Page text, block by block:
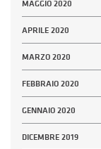
MAGGIO 2020
APRILE 2020
MARZO 2020
FEBBRAIO 2020
GENNAIO 2020
DICEMBRE 2019